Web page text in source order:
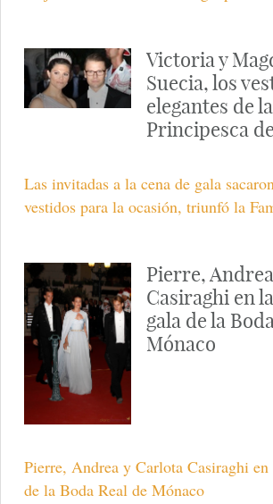
Victoria y
Suecia, los
elegantes de
Principesca
Las invitadas a la cena de gala
vestidos para la ocasión, triunfó la
Pierre,
Casiraghi en
gala de la
Mónaco
Pierre, Andrea y Carlota Casiraghi en
de la Boda Real de Mónaco